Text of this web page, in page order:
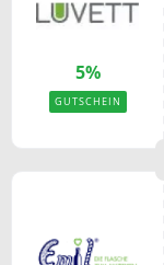
5%
GUTSCHEIN